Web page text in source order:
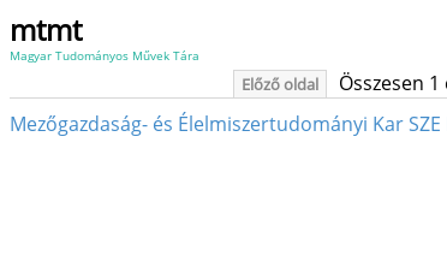
mtmt
Magyar Tudományos Művek Tára
Előző oldal Összesen
Mezőgazdaság- és Élelmiszertudományi Kar SZE